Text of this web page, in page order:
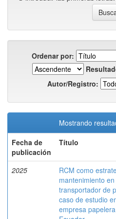
Ordenar por:
Autor/Registro:
Mostrando
Fecha de
publicación
Título
2025
RCM como
mantenimiento en
transportador de
caso de estudio
empresa